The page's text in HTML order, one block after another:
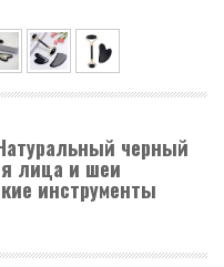
черный
лица и шеи
инструменты